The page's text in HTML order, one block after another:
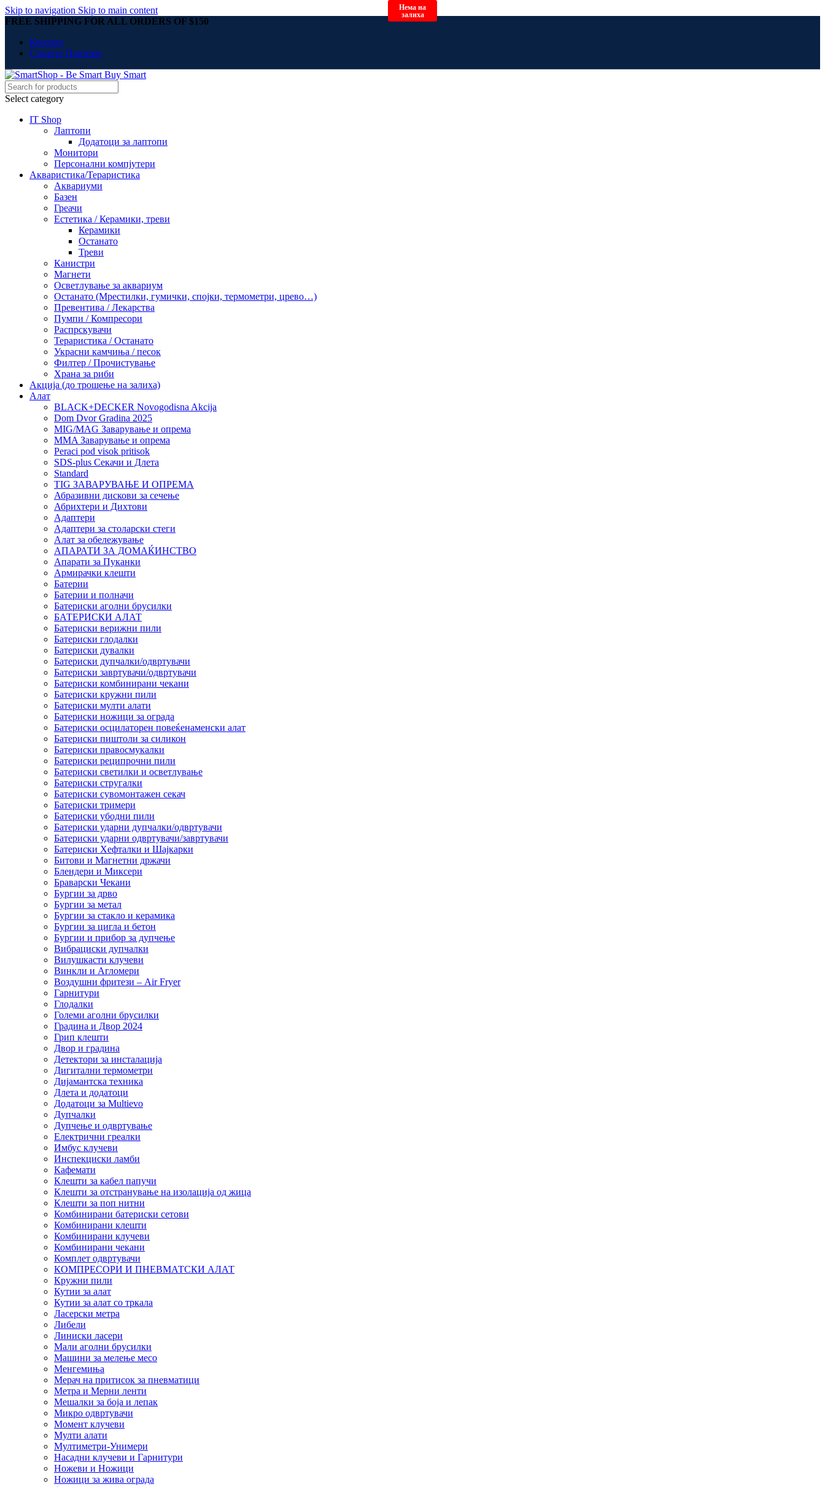
Skip to navigation Skip to main content
FREE SHIPPING FOR ALL ORDERS OF $150
Контакт
Станете Партнер
Select category
IT Shop
Лаптопи
Додатоци за лаптопи
Монитори
Персонални компјутери
Акваристика/Тераристика
Аквариуми
Базен
Греачи
Естетика / Керамики, треви
Керамики
Останато
Треви
Канистри
Магнети
Осветлување за аквариум
Останато (Мрестилки, гумички, спојки, термометри, црево…)
Превентива / Лекарства
Пумпи / Компресори
Распрскувачи
Тераристика / Останато
Украсни камчиња / песок
Филтер / Прочистување
Храна за риби
Акција (до трошење на залиха)
Алат
BLACK+DECKER Novogodisna Akcija
Dom Dvor Gradina 2025
MIG/MAG Заварување и опрема
MMA Заварување и опрема
Peraci pod visok pritisok
SDS-plus Секачи и Длета
Standard
TIG ЗАВАРУВАЊЕ И ОПРЕМА
Абразивни дискови за сечење
Абрихтери и Дихтови
Адаптери
Адаптери за столарски стеги
Алат за обележување
АПАРАТИ ЗА ДОМАЌИНСТВО
Апарати за Пуканки
Армирачки клешти
Батерии
Батерии и полначи
Батериски аголни брусилки
БАТЕРИСКИ АЛАТ
Батериски верижни пили
Батериски глодалки
Батериски дувалки
Батериски дупчалки/одвртувачи
Батериски завртувачи/одвртувачи
Батериски комбинирани чекани
Батериски кружни пили
Батериски мулти алати
Батериски ножици за ограда
Батериски осцилаторен повеќенаменски алат
Батериски пиштоли за силикон
Батериски правосмукалки
Батериски реципрочни пили
Батериски светилки и осветлување
Батериски стругалки
Батериски сувомонтажен секач
Батериски тримери
Батериски убодни пили
Батериски ударни дупчалки/одвртувачи
Батериски ударни одвртувачи/завртувачи
Батериски Хефталки и Шајкарки
Битови и Магнетни држачи
Блендери и Миксери
Браварски Чекани
Бургии за дрво
Бургии за метал
Бургии за стакло и керамика
Бургии за цигла и бетон
Бургии и прибор за дупчење
Вибрациски дупчалки
Вилушкасти клучеви
Винкли и Агломери
Воздушни фритези – Air Fryer
Гарнитури
Глодалки
Големи аголни брусилки
Градина и Двор 2024
Грип клешти
Двор и градина
Детектори за инсталација
Дигитални термометри
Дијамантска техника
Длета и додатоци
Додатоци за Multievo
Дупчалки
Дупчење и одвртување
Електрични греалки
Имбус клучеви
Инспекциски ламби
Кафемати
Клешти за кабел папучи
Клешти за отстранување на изолација од жица
Клешти за поп нитни
Комбинирани батериски сетови
Комбинирани клешти
Комбинирани клучеви
Комбинирани чекани
Комплет одвртувачи
КОМПРЕСОРИ И ПНЕВМАТСКИ АЛАТ
Кружни пили
Кутии за алат
Кутии за алат со тркала
Ласерски метра
Либели
Линиски ласери
Мали аголни брусилки
Машини за мелење месо
Менгемиња
Мерач на притисок за пневматици
Метра и Мерни ленти
Мешалки за боја и лепак
Микро одвртувачи
Момент клучеви
Мулти алати
Мултиметри-Унимери
Насадни клучеви и Гарнитури
Ножеви и Ножици
Ножици за жива ограда
Нема на
залиха